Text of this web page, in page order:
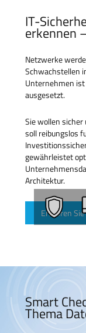
IT-
erkennen
Netzwerke
Schwachstellen
Unternehmen
ausgesetzt.
Sie wollen
soll reibungslos
gewährleistet
Architektur.
Erfahren Sie
Smart
Thema